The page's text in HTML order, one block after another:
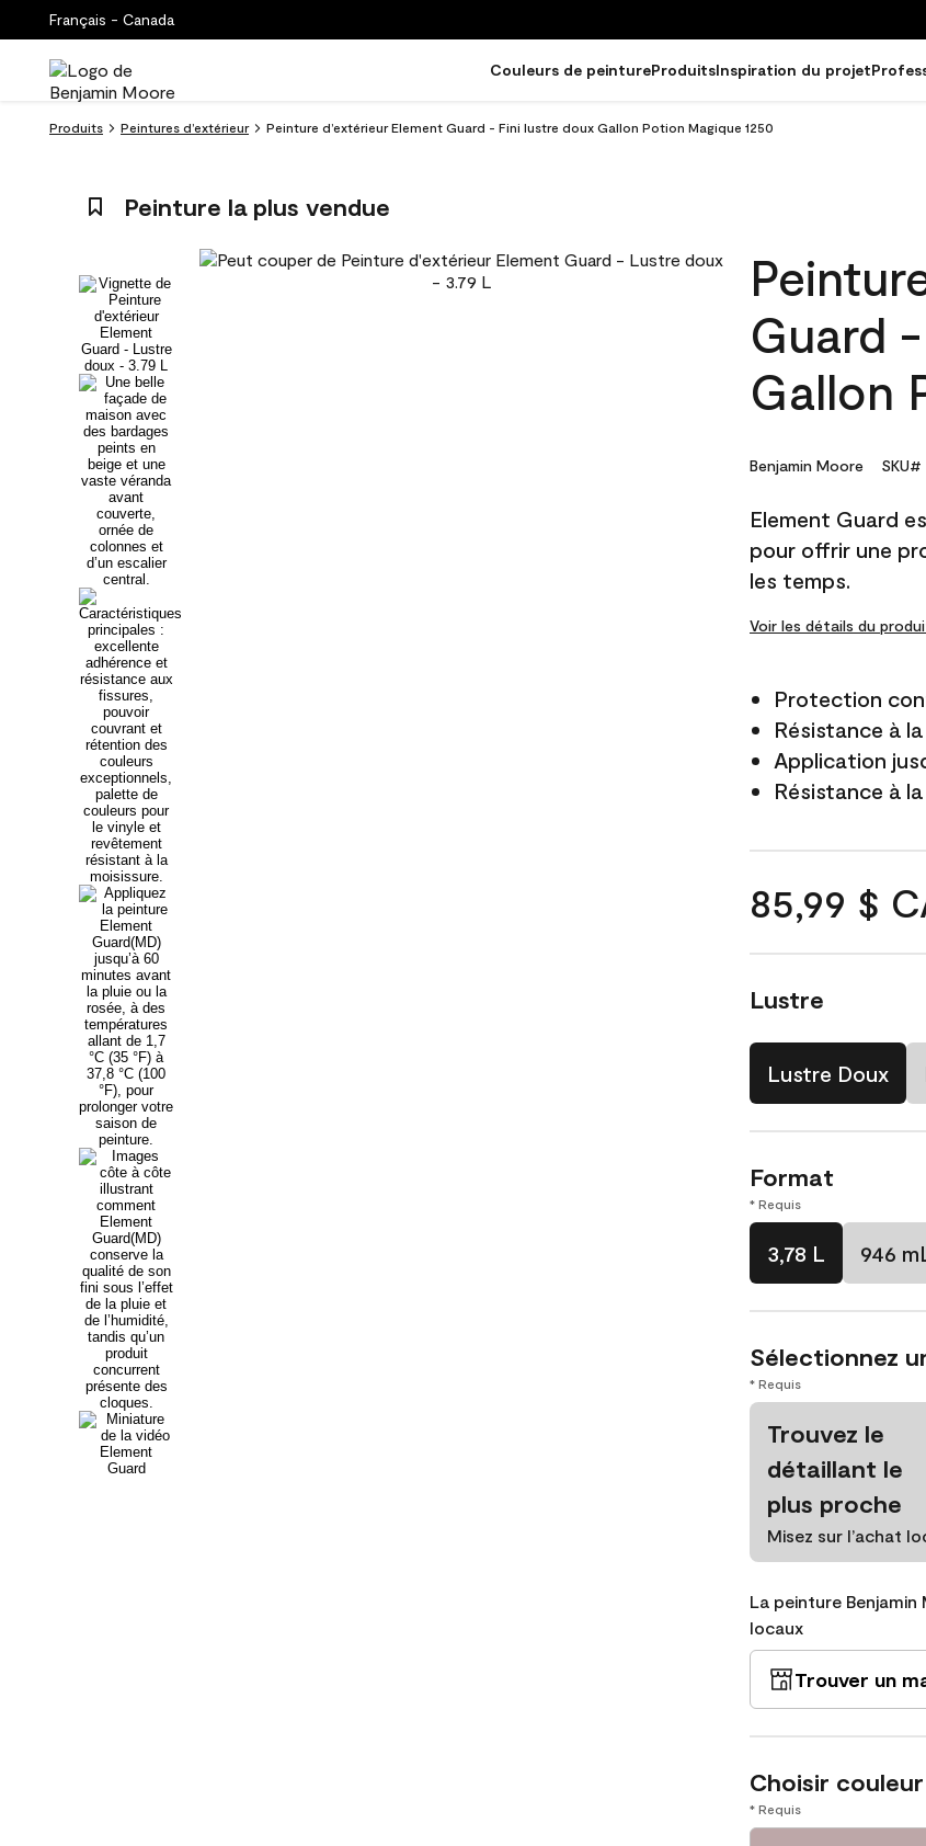
Français - Canada
Couleurs de peintureProduitsInspiration du projet
Produits Peintures d’extérieur Peinture d’extérieur Element Guard - Fini lustre doux Gallon Potion Magique 1250
Peinture la plus vendue
Guard
Gallon
Benjamin Moore SKU#
Element Guard
pour offrir une
les temps.
Voir les détails du
Protection
Résistance à
Application
Résistance à
85,99 $
Lustre
Lustre Doux
Format
* Requis
3,78 L 946
Sélectionnez
* Requis
Trouvez le
détaillant le
plus proche
Misez sur l’achat
La peinture
locaux
Trouver un
Choisir couleur
* Requis